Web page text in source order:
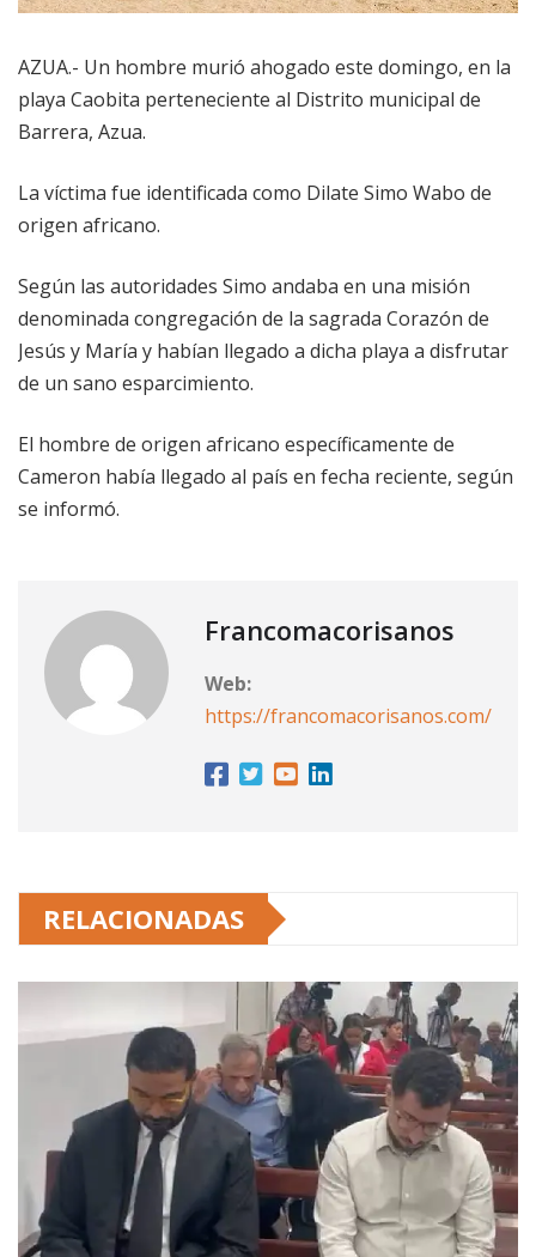
AZUA.- Un hombre murió ahogado este domingo, en la
playa Caobita perteneciente al Distrito municipal de
Barrera, Azua.
La víctima fue identificada como Dilate Simo Wabo de
origen africano.
Según las autoridades Simo andaba en una misión
denominada congregación de la sagrada Corazón de
Jesús y María y habían llegado a dicha playa a disfrutar
de un sano esparcimiento.
El hombre de origen africano específicamente de
Cameron había llegado al país en fecha reciente, según
se informó.
Francomacorisanos
Web:
https://francomacorisanos.com/
RELACIONADAS